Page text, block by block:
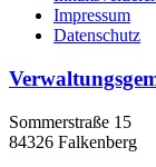
Impressum
Datenschutz
Sommerstraße 15
84326 Falkenberg